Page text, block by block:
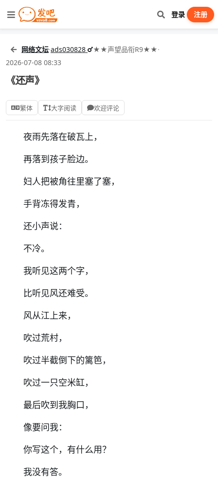
登录 注册
网络文坛·ads030828 ★★声望品衔R9★★·
2026-07-08 08:33
《还声》
繁体 大字阅读 欢迎评论
夜雨先落在破瓦上，
再落到孩子脸边。
妇人把被角往里塞了塞，
手背冻得发青，
还小声说：
不冷。
我听见这两个字，
比听见风还难受。
风从江上来，
吹过荒村，
吹过半截倒下的篱笆，
吹过一只空米缸，
最后吹到我胸口，
像要问我：
你写这个，有什么用？
我没有答。